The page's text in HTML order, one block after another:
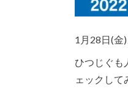
1月28日(金
ひつじぐも
ェックして